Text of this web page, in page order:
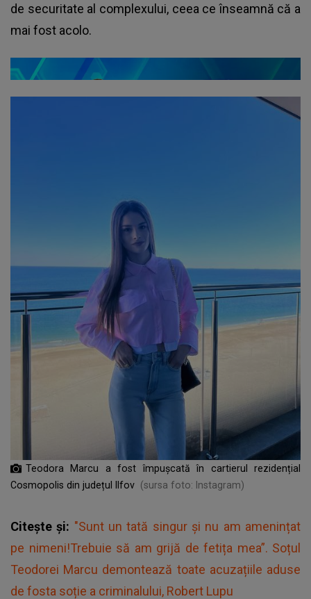
de securitate al complexului, ceea ce înseamnă că a
mai fost acolo.
Teodora Marcu a fost împușcată în cartierul rezidențial
Cosmopolis din județul Ilfov (sursa foto: Instagram)
Citește și: "Sunt un tată singur și nu am amenințat
pe nimeni!Trebuie să am grijă de fetița mea”. Soțul
Teodorei Marcu demontează toate acuzațiile aduse
de fosta soție a criminalului, Robert Lupu